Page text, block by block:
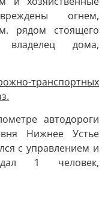
огнем,
рядом стоящего
дома,
транспортных
автодороги
Нижнее Устье
с управлением и
1 человек,